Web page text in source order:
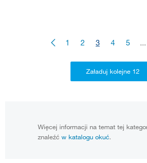
1 2 3 4 5 ...
Więcej informacji na temat tej
znaleźć w katalogu okuć.